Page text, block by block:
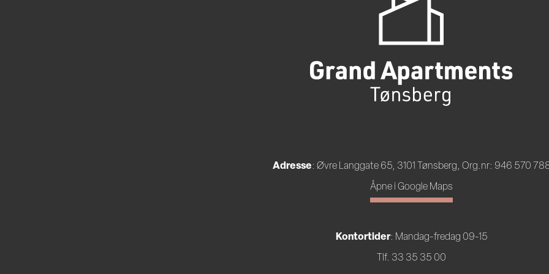
Adresse: Øvre Langgate 65, 3101 Tønsberg, Org.nr: 946 570
Åpne i Google Maps
Kontortider: Mandag-fredag 09-15
Tlf. 33 35 35 00